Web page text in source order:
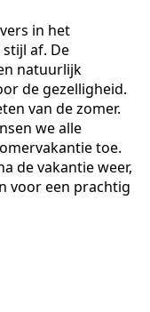
in het
af. De
natuurlijk
de gezelligheid.
van de zomer.
we alle
toe.
de vakantie weer,
voor een prachtig